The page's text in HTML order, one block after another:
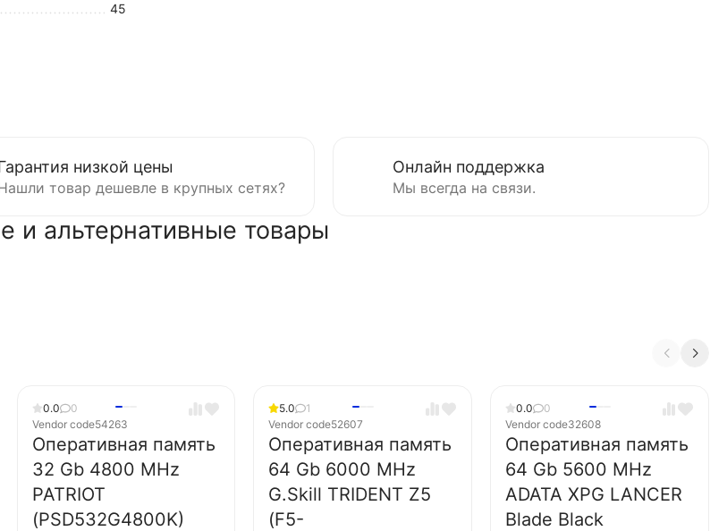
45
низкой цены
товар дешевле в крупных сетях?
Онлайн поддержка
Мы всегда на связи.
и альтернативные товары
0.0
0
Vendor code54263
Оперативная память
32 Gb 4800 MHz
PATRIOT
(PSD532G4800K)
5.0
1
Vendor code52607
Оперативная память
64 Gb 6000 MHz
G.Skill TRIDENT Z5
(F5-
0.0
0
Vendor code32608
Оперативная память
64 Gb 5600 MHz
ADATA XPG LANCER
Blade Black